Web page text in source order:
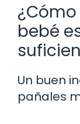
bebé
Un buen
pañales